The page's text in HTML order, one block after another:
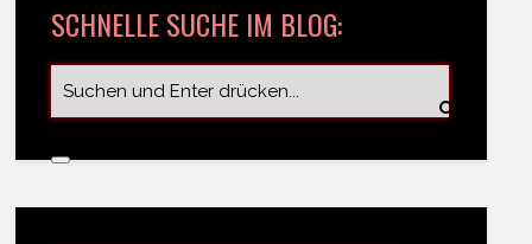
SCHNELLE SUCHE IM BLOG: